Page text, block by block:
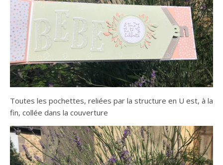
Toutes les pochettes, reliées par la structure en U est, à la
fin, collée dans la couverture